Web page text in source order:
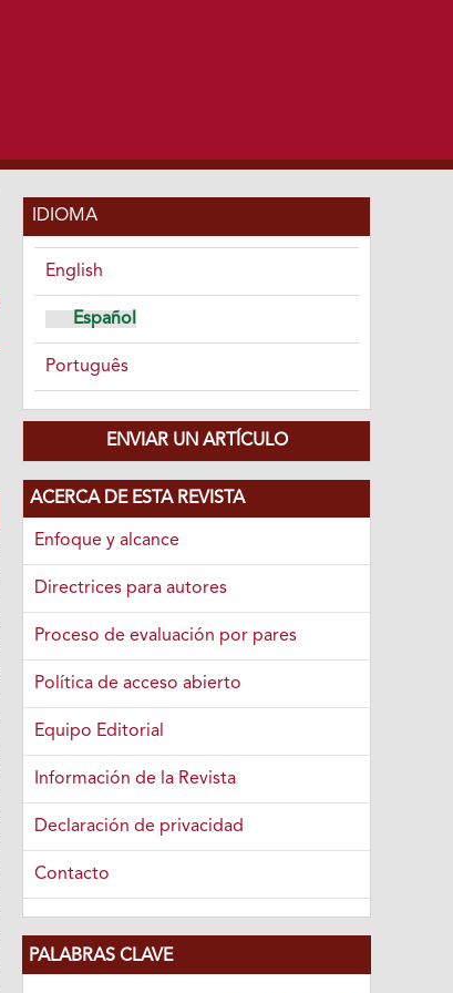
IDIOMA
English
Español
Português
ENVIAR UN ARTÍCULO
ACERCA DE ESTA REVISTA
Enfoque y alcance
Directrices para autores
Proceso de evaluación por pares
Política de acceso abierto
Equipo Editorial
Información de la Revista
Declaración de privacidad
Contacto
PALABRAS CLAVE